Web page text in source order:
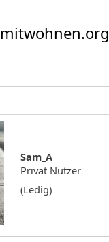
mitwohnen.org
Sam_A
Privat Nutzer
(Ledig)